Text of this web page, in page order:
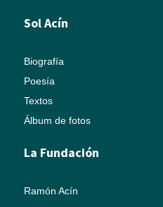
Sol Acín
Biografía
Poesía
Textos
Álbum de fotos
La Fundación
Ramón Acín